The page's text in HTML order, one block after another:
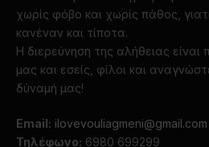
χωρίς φόβο και χωρίς πάθος,
κανέναν και τίποτα.
Η διερεύνηση της αλήθειας
μας και εσείς, φίλοι και
δύναμή μας!
Email: ilovevouliagmeni@gmail.com
Τηλέφωνο: 6980 699299